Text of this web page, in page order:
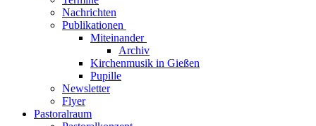
Nachrichten
Publikationen
Miteinander
Archiv
Kirchenmusik in Gießen
Pupille
Newsletter
Flyer
Pastoralraum